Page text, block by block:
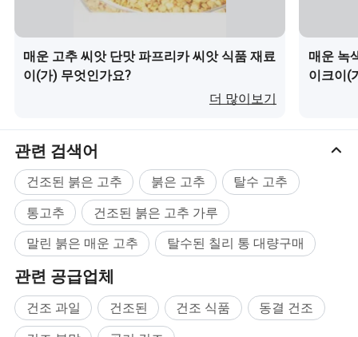
매운 고추 씨앗 단맛 파프리카 씨앗 식품 재료
이(가) 무엇인가요?
더 많이보기
매운 녹
이크이(
관련 검색어
건조된 붉은 고추 붉은 고추
탈수 고추
통고추
건조된 붉은 고추 가루
말린 붉은 매운 고추
탈수된 칠리 통 대량구매
관련 공급업체
건조 과일 건조된 건조 식품
동결 건조